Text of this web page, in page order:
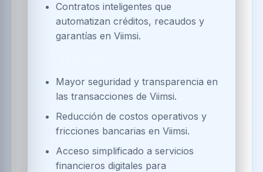
Contratos inteligentes que
automatizan créditos, recaudos y
garantías en Viimsi.
Mayor seguridad y transparencia en
las transacciones de Viimsi.
Reducción de costos operativos y
fricciones bancarias en Viimsi.
Acceso simplificado a servicios
financieros digitales para